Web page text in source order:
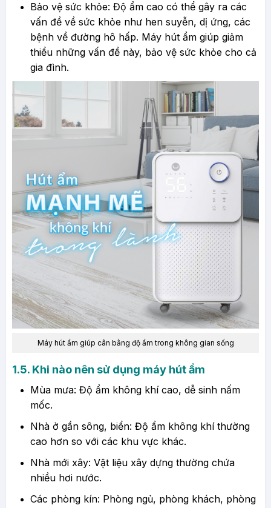
Bảo vệ sức khỏe: Độ ẩm cao có thể gây ra các
vấn đề về sức khỏe như hen suyễn, dị ứng, các
bệnh về đường hô hấp. Máy hút ẩm giúp giảm
thiểu những vấn đề này, bảo vệ sức khỏe cho cả
gia đình.
Máy hút ẩm giúp cân bằng độ ẩm trong không gian sống
​1.5. Khi nào nên sử dụng máy hút ẩm
Mùa mưa: Độ ẩm không khí cao, dễ sinh nấm
mốc.
Nhà ở gần sông, biển: Độ ẩm không khí thường
cao hơn so với các khu vực khác.
Nhà mới xây: Vật liệu xây dựng thường chứa
nhiều hơi nước.
Các phòng kín: Phòng ngủ, phòng khách, phòng